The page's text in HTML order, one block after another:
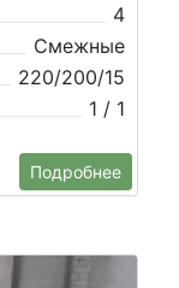
4
Смежные
220/200/15
1 / 1
Подробнее